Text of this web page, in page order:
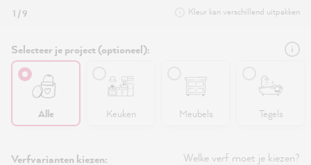
1 / 9 Kleur kan verschillend uitpakken
Selecteer je project (optioneel):
Alle Keuken Meubels Tegels
Verfvarianten kiezen: Welke verf moet je kiezen?